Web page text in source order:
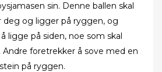
sin. Denne ballen skal
deg og ligger på ryggen, og
ligge på siden, noe som skal
foretrekker å sove med en
på ryggen.